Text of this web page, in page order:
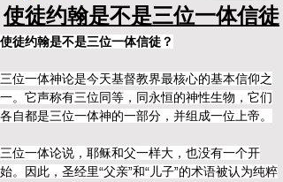
使徒约翰是不是三位一体信徒
使徒约翰是不是三位一体信徒？
三位一体神论是今天基督教界最核心的基本信仰之
一。它声称有三位同等，同永恒的神性生物，它们
各自都是三位一体神的一部分，并组成一位上帝。
三位一体论说，耶稣和父一样大，也没有一个开
始。因此，圣经里“父亲”和“儿子”的术语被认为纯粹